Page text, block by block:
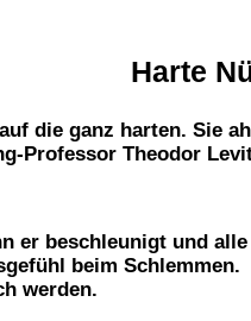
Harte
die ganz harten. Sie
Professor Theodor
er beschleunigt und
beim Schlemmen.
werden.